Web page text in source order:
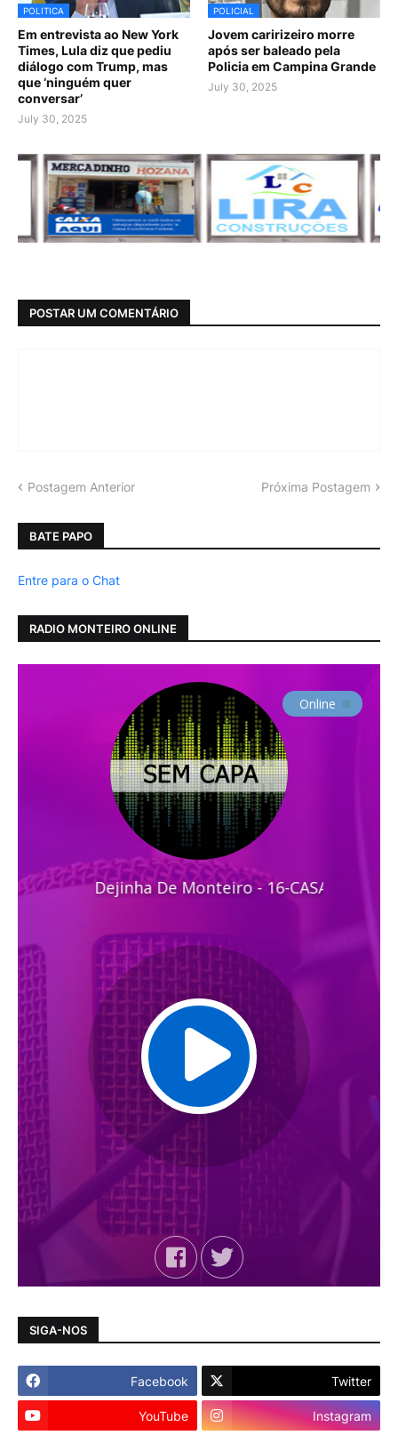
POLITICA
Em entrevista ao New York
Times, Lula diz que pediu
diálogo com Trump, mas
que ‘ninguém quer
conversar’
July 30, 2025
POLICIAL
Jovem caririzeiro morre
após ser baleado pela
Policia em Campina Grande
July 30, 2025
POSTAR UM COMENTÁRIO
Postagem Anterior Próxima Postagem
BATE PAPO
Entre para o Chat
RADIO MONTEIRO ONLINE
SIGA-NOS
Facebook Twitter
YouTube Instagram